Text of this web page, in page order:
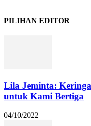
PILIHAN EDITOR
Lila Jeminta:
untuk Kami Bertiga
04/10/2022